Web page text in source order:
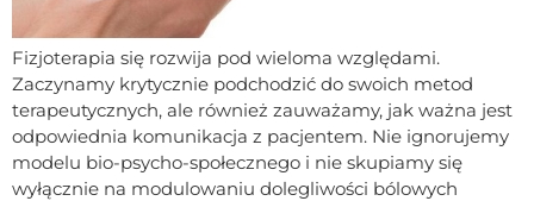
Fizjoterapia się rozwija pod wieloma względami.
Zaczynamy krytycznie podchodzić do swoich metod
terapeutycznych, ale również zauważamy, jak ważna jest
odpowiednia komunikacja z pacjentem. Nie ignorujemy
modelu bio-psycho-społecznego i nie skupiamy się
wyłącznie na modulowaniu dolegliwości bólowych